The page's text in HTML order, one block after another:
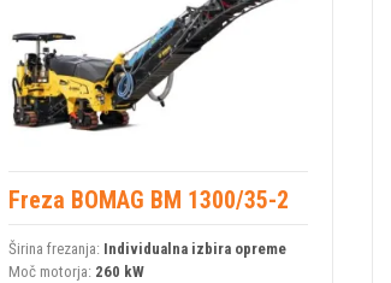
Freza BOMAG BM 1300/35-2
Širina frezanja: Individualna izbira opreme
Moč motorja: 260 kW